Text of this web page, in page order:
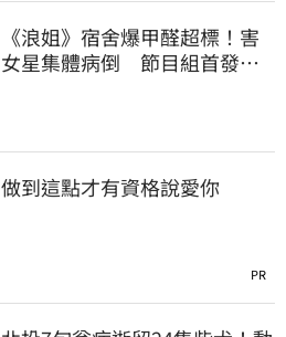
《浪姐》宿舍爆甲醛超標！害
女星集體病倒 節目組首發聲
做到這點才有資格說愛你
PR